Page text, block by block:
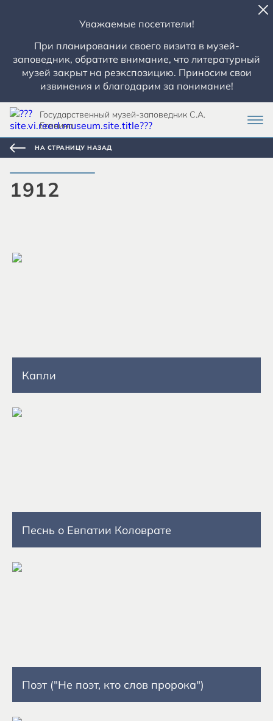
Уважаемые посетители!
При планировании своего визита в музей-
заповедник, обратите внимание, что литературный
музей закрыт на реэкспозицию. Приносим свои
извинения и благодарим за понимание!
Государственный музей-заповедник С.А.
Есенина
НА СТРАНИЦУ НАЗАД
1912
Капли
Песнь о Евпатии Коловрате
Поэт ("Не поэт, кто слов пророка")